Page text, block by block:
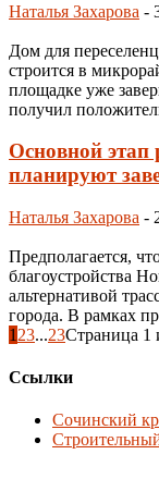
Наталья Захарова -
Дом для
строится в
площадке уже
получил
Основной этап
планируют
Наталья Захарова -
Предполагается,
благоустройства
альтернативой
города. В рамках
1 23...23Страница 1
Ссылки
Сочинский